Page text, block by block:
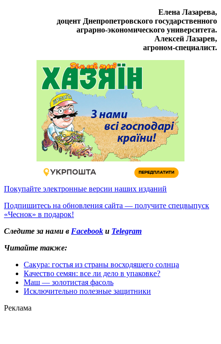
Елена Лазарева,
доцент Днепропетровского государственного
аграрно-экономического университета.
Алексей Лазарев,
агроном-специалист.
Покупайте электронные версии наших изданий
Подпишитесь на обновления сайта — получите спецвыпуск
«Чеснок» в подарок!
Следите за нами в Facebook и Telegram
Читайте также:
Сакура: гостья из страны восходящего солнца
Качество семян: все ли дело в упаковке?
Маш — золотистая фасоль
Исключительно полезные защитники
Реклама